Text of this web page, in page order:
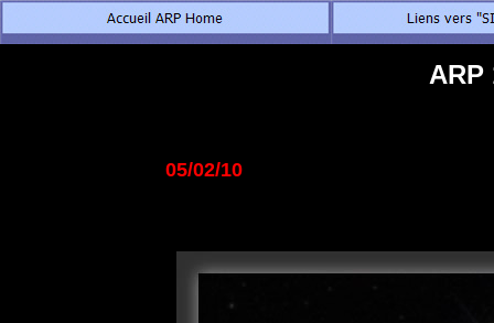
ARP
05/02/10